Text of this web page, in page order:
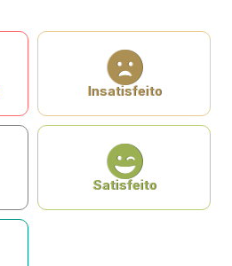
Insatisfeito
Satisfeito